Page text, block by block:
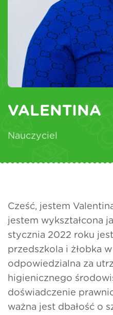
VALENTINA
Nauczyciel
Cześć, jestem
jestem wykształcona
stycznia 2022 roku
przedszkola i żłobka
odpowiedzialna za
higienicznego
doświadczenie
ważna jest dbałość o